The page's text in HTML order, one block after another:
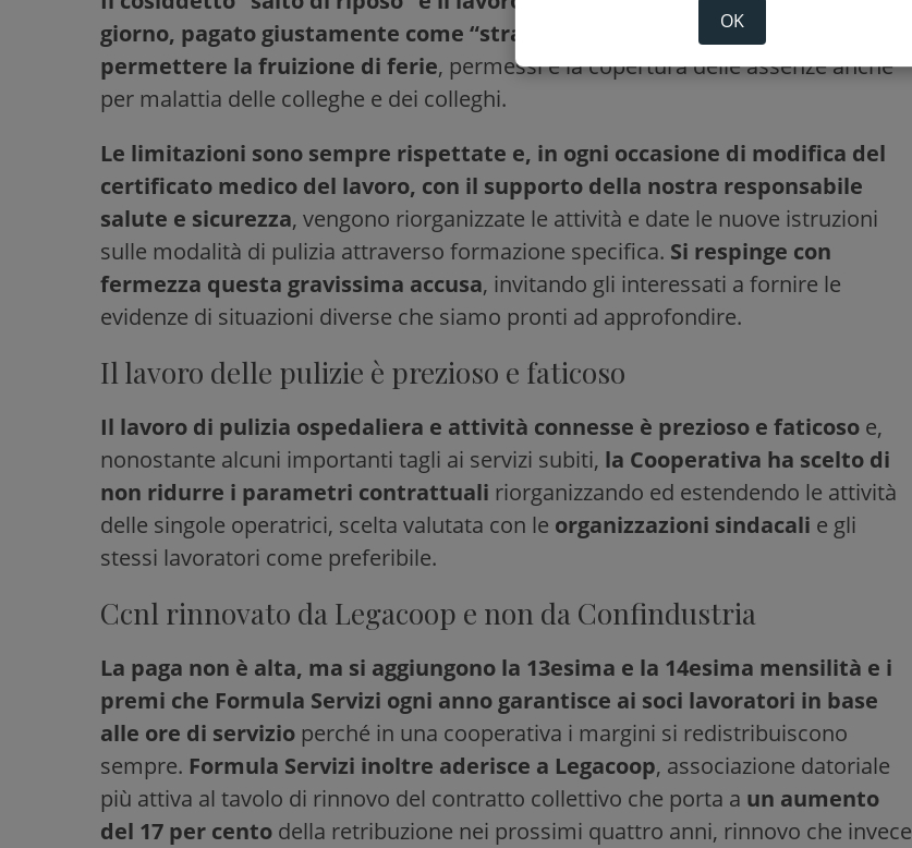
giorno, pagato giustamente come “straordinario”
e organizzato al fine di
permettere la fruizione di ferie, permessi e la copertura delle assenze anche
per malattia delle colleghe e dei colleghi.
Le limitazioni sono sempre rispettate e, in ogni occasione di modifica del
certificato medico del lavoro, con il supporto della nostra responsabile
salute e sicurezza, vengono riorganizzate le attività e date le nuove istruzioni
sulle modalità di pulizia attraverso formazione specifica. Si respinge con
fermezza questa gravissima accusa, invitando gli interessati a fornire le
evidenze di situazioni diverse che siamo pronti ad approfondire.
Il lavoro delle pulizie è prezioso e faticoso
Il lavoro di pulizia ospedaliera e attività connesse è prezioso e faticoso e,
nonostante alcuni importanti tagli ai servizi subiti, la Cooperativa ha scelto di
non ridurre i parametri contrattuali riorganizzando ed estendendo le attività
delle singole operatrici, scelta valutata con le organizzazioni sindacali e gli
stessi lavoratori come preferibile.
Ccnl rinnovato da Legacoop e non da Confindustria
La paga non è alta, ma si aggiungono la 13esima e la 14esima mensilità e i
premi che Formula Servizi ogni anno garantisce ai soci lavoratori in base
alle ore di servizio perché in una cooperativa i margini si redistribuiscono
sempre. Formula Servizi inoltre aderisce a Legacoop, associazione datoriale
più attiva al tavolo di rinnovo del contratto collettivo che porta a un aumento
del 17 per cento della retribuzione nei prossimi quattro anni, rinnovo che invece
OK